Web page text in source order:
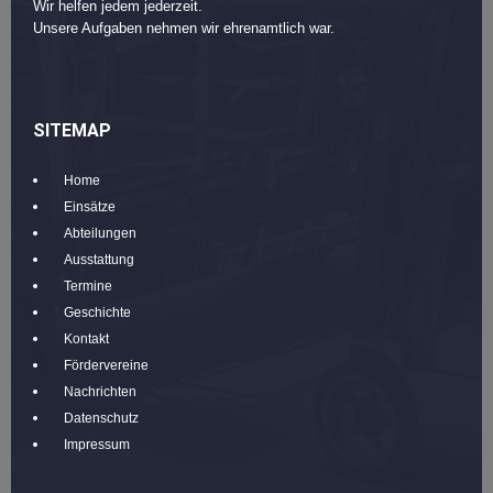
Wir helfen jedem jederzeit.
Unsere Aufgaben nehmen wir ehrenamtlich war.
SITEMAP
Home
Einsätze
Abteilungen
Ausstattung
Termine
Geschichte
Kontakt
Fördervereine
Nachrichten
Datenschutz
Impressum